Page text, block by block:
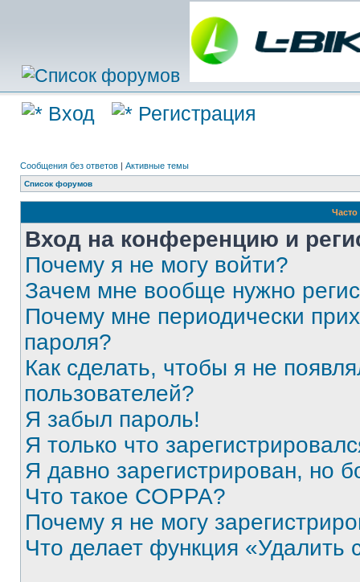
Вход Регистрация
Сообщения без ответов | Активные темы
Список форумов
Вход на конференцию и
Почему я не могу войти?
Зачем мне вообще нужно
Почему мне периодически
пароля?
Как сделать, чтобы я не
пользователей?
Я забыл пароль!
Я только что
Я давно зарегистрирован, но
Что такое COPPA?
Почему я не могу
Что делает функция «Удалить